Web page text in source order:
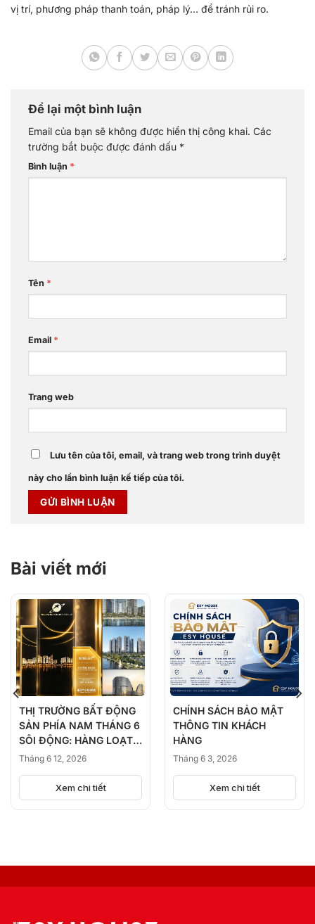
vị trí, phương pháp thanh toán, pháp lý… để tránh rủi ro.
Để lại một bình luận
Email của bạn sẽ không được hiển thị công khai. Các
trường bắt buộc được đánh dấu *
Bình luận *
Tên *
Email *
Trang web
Lưu tên của tôi, email, và trang web trong trình duyệt
này cho lần bình luận kế tiếp của tôi.
Bài viết mới
THỊ TRƯỜNG BẤT ĐỘNG
SẢN PHÍA NAM THÁNG 6
SÔI ĐỘNG: HÀNG LOẠT
DỰ ÁN ĐỒNG LOẠT
NGUỒN CUNG
Tháng 6 12, 2026
Xem chi tiết
CHÍNH SÁCH BẢO MẬT
THÔNG TIN KHÁCH
HÀNG
Tháng 6 3, 2026
Xem chi tiết